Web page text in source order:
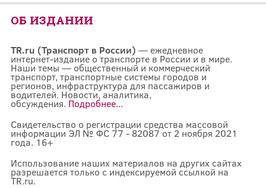
ОБ ИЗДАНИИ
TR.ru (Транспорт в России) — ежедневное
интернет-издание о транспорте в России и в мире.
Наши темы — общественный и коммерческий
транспорт, транспортные системы городов и
регионов, инфраструктура для пассажиров и
водителей. Новости, аналитика,
обсуждения. Подробнее...
Свидетельство о регистрации средства массовой
информации ЭЛ № ФС 77 - 82087 от 2 ноября 2021
года. 16+
Использование наших материалов на других сайтах
разрешается только с индексируемой ссылкой на
TR.ru.